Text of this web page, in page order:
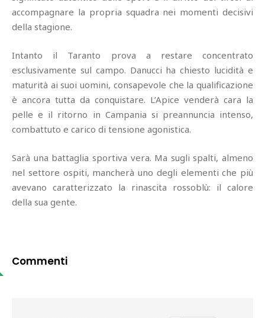
accompagnare la propria squadra nei momenti decisivi
della stagione.
Intanto il Taranto prova a restare concentrato
esclusivamente sul campo. Danucci ha chiesto lucidità e
maturità ai suoi uomini, consapevole che la qualificazione
è ancora tutta da conquistare. L’Apice venderà cara la
pelle e il ritorno in Campania si preannuncia intenso,
combattuto e carico di tensione agonistica.
Sarà una battaglia sportiva vera. Ma sugli spalti, almeno
nel settore ospiti, mancherà uno degli elementi che più
avevano caratterizzato la rinascita rossoblù: il calore
della sua gente.
Commenti